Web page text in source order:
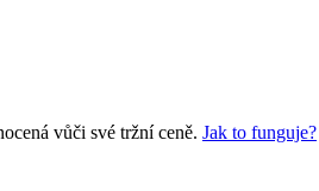
vůči své tržní ceně. Jak to funguje?